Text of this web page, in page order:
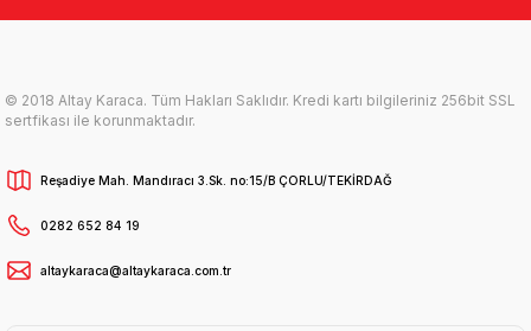
© 2018 Altay Karaca. Tüm Hakları Saklıdır. Kredi kartı bilgileriniz 256bit SSL
sertfikası ile korunmaktadır.
Reşadiye Mah. Mandıracı 3.Sk. no:15/B ÇORLU/TEKİRDAĞ
0282 652 84 19
altaykaraca@altaykaraca.com.tr